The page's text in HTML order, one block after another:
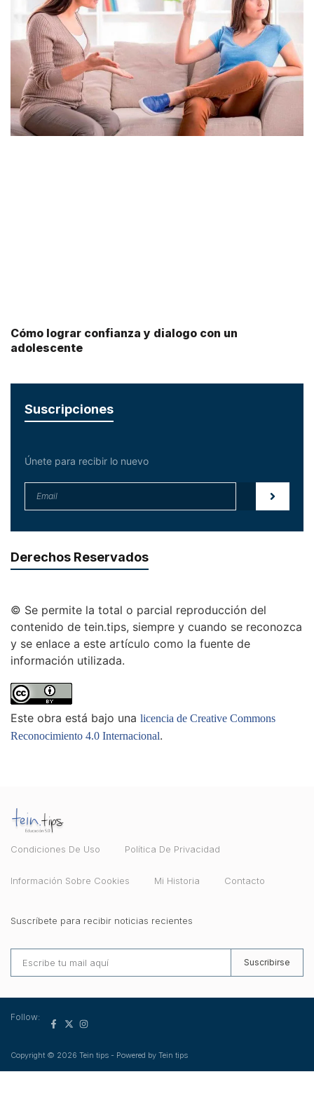
Cómo lograr confianza y dialogo con un
adolescente
Suscripciones
Únete para recibir lo nuevo
Derechos Reservados
© Se permite la total o parcial reproducción del
contenido de tein.tips, siempre y cuando se reconozca
y se enlace a este artículo como la fuente de
información utilizada.
Este obra está bajo una licencia de Creative Commons
Reconocimiento 4.0 Internacional.
Condiciones De Uso Política De Privacidad
Información Sobre Cookies Mi Historia Contacto
Suscríbete para recibir noticias recientes
Suscribirse
Copyright © 2026 Tein tips - Powered by Tein tips
Follow: